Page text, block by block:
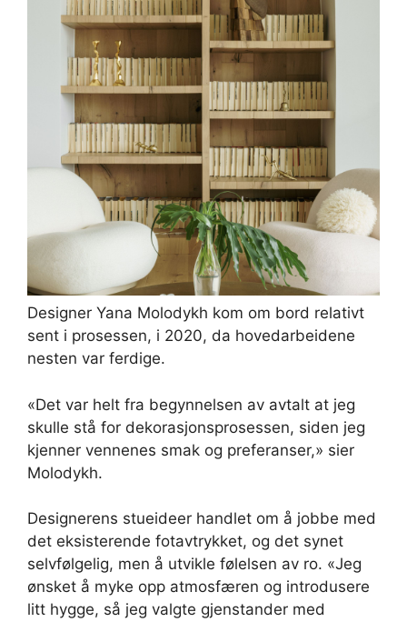
Designer Yana Molodykh kom om bord relativt
sent i prosessen, i 2020, da hovedarbeidene
nesten var ferdige.
«Det var helt fra begynnelsen av avtalt at jeg
skulle stå for dekorasjonsprosessen, siden jeg
kjenner vennenes smak og preferanser,» sier
Molodykh.
Designerens stueideer handlet om å jobbe med
det eksisterende fotavtrykket, og det synet
selvfølgelig, men å utvikle følelsen av ro. «Jeg
ønsket å myke opp atmosfæren og introdusere
litt hygge, så jeg valgte gjenstander med